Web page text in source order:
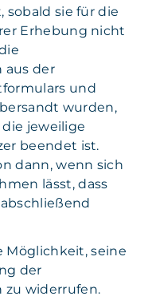
sobald sie für die
Erhebung nicht
aus der
und
wurden,
jeweilige
beendet ist.
dann, wenn sich
lässt, dass
Möglichkeit, seine
der
zu widerrufen.